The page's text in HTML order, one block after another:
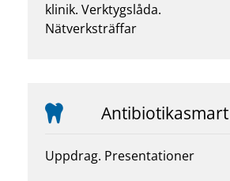
klinik. Verktygslåda.
Nätverksträffar
Uppdrag. Presentationer